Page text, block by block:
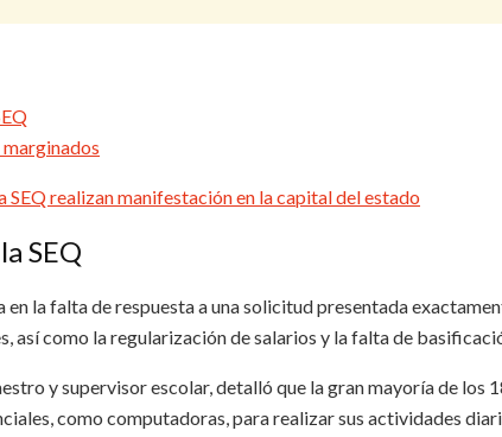
SEQ
en la falta de respuesta a una solicitud presentada
así como la regularización de salarios y la falta de
y supervisor escolar, detalló que la gran mayoría de
como computadoras, para realizar sus actividades